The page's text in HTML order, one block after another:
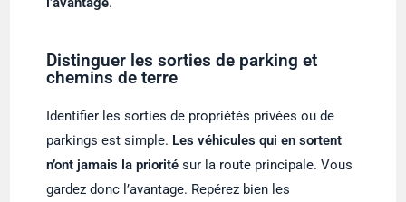
Distinguer les sorties de parking et
chemins de terre
Identifier les sorties de propriétés privées ou de
parkings est simple. Les véhicules qui en sortent
n’ont jamais la prioritésur la route principale. Vous
gardez donc l’avantage. Repérez bien les